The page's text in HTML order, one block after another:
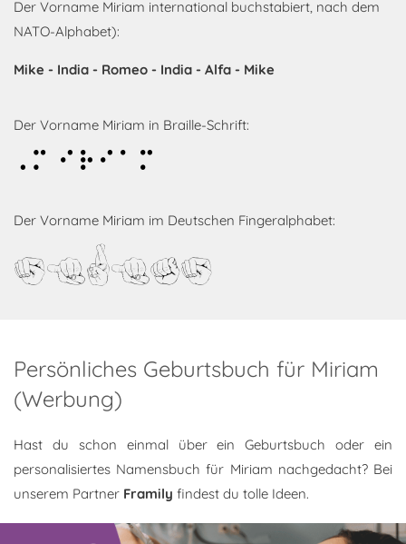
Der Vorname Miriam international buchstabiert, nach dem
NATO-Alphabet):
Mike - India - Romeo - India - Alfa - Mike
Der Vorname Miriam in Braille-Schrift:
Miriam
Der Vorname Miriam im Deutschen Fingeralphabet:
Miriam
Persönliches Geburtsbuch für Miriam
(Werbung)
Hast du schon einmal über ein Geburtsbuch oder ein
personalisiertes Namensbuch für Miriam nachgedacht? Bei
unserem Partner Framily findest du tolle Ideen.